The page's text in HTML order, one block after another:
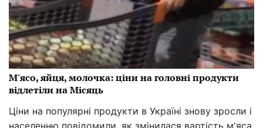
М'ясо, яйця, молочка: ціни на головні продукти
відлетіли на Місяць
Ціни на популярні продукти в Україні знову зросли і